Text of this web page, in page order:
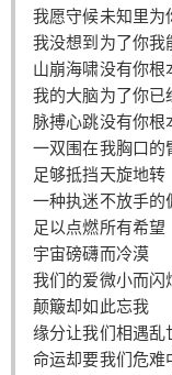
我愿守候未知里为
我没想到为了你我
山崩海啸没有你根
我的大脑为了你已
脉搏心跳没有你根
一双围在我胸口的
足够抵挡天旋地转
一种执迷不放手的
足以点燃所有希望
宇宙磅礴而冷漠
我们的爱微小而闪
颠簸却如此忘我
缘分让我们相遇乱
命运却要我们危难
2 元
20 元